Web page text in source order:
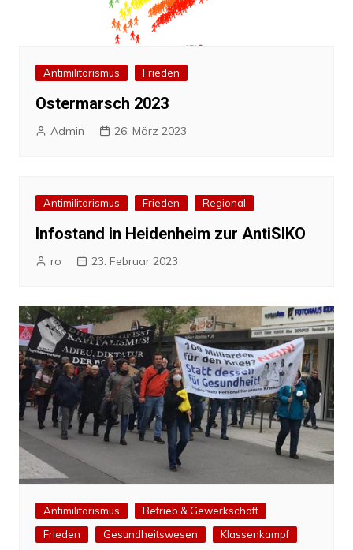
Antimilitarismus Frieden
Ostermarsch 2023
Admin 26. März 2023
Antimilitarismus Frieden Regional
Infostand in Heidenheim zur AntiSIKO
ro 23. Februar 2023
Antimilitarismus
Betrieb & Gewerkschaft
Frieden
Gesundheitswesen
Klassenkampf